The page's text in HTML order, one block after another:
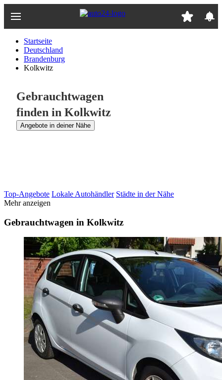
Hauptinhalt
Startseite
Deutschland
Brandenburg
Kolkwitz
Gebrauchtwagen
finden in Kolkwitz
Angebote in deiner Nähe
Top-Angebote Lokale Autohändler Städte in der Nähe
Mehr anzeigen
Gebrauchtwagen in Kolkwitz